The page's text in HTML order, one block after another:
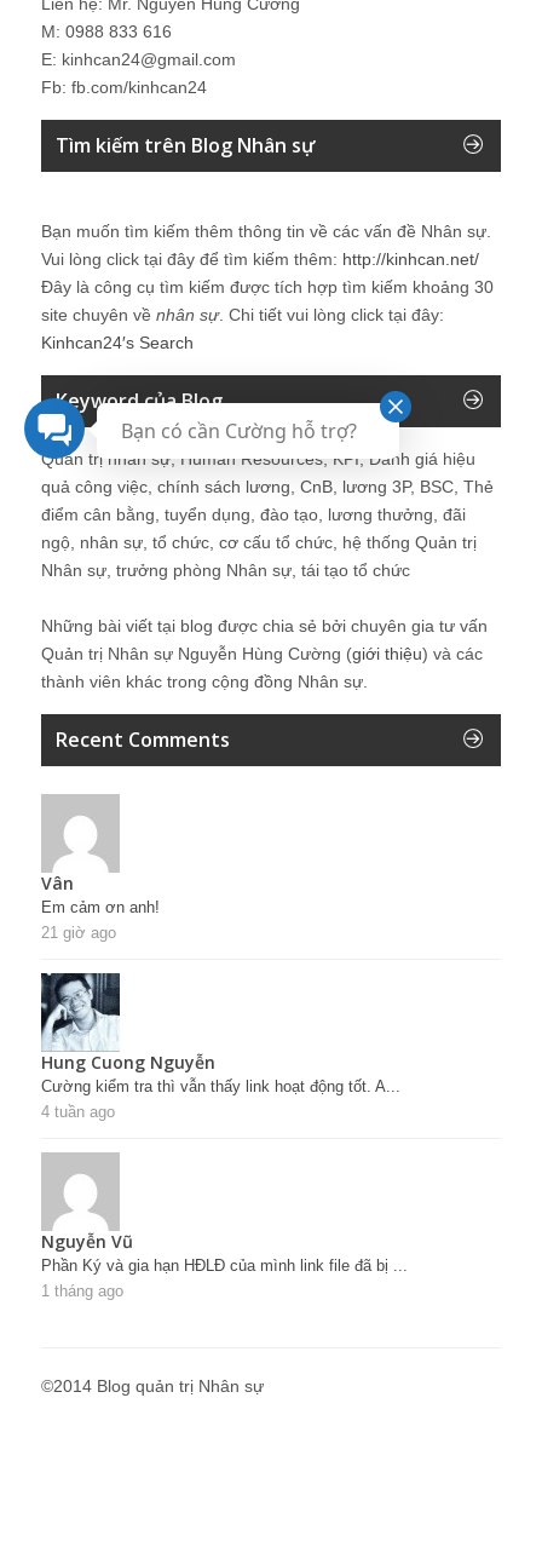
M: 0988 833 616
E: kinhcan24@gmail.com
Fb: fb.com/kinhcan24
Tìm kiếm trên Blog Nhân sự
Bạn muốn tìm kiếm thêm thông tin về các vấn đề Nhân sự
Vui lòng click tại đây để tìm kiếm thêm: http://kinhcan.net/
Đây là công cụ tìm kiếm được tích hợp tìm kiếm khoảng 30
site chuyên về nhân sự. Chi tiết vui lòng click tại đây:
Kinhcan24′s Search
Keyword của Blog
Quản trị nhân sự, Human Resources, KPI, Đánh giá hiệu
quả công việc, chính sách lương, CnB, lương 3P, BSC, Thẻ
điểm cân bằng, tuyển dụng, đào tạo, lương thưởng, đãi
ngộ, nhân sự, tổ chức, cơ cấu tổ chức, hệ thống Quản trị
Nhân sự, trưởng phòng Nhân sự, tái tạo tổ chức
Những bài viết tại blog được chia sẻ bởi chuyên gia tư vấn
Quản trị Nhân sự Nguyễn Hùng Cường (giới thiệu) và các
thành viên khác trong cộng đồng Nhân sự.
Recent Comments
Vân
Em cảm ơn anh!
21 giờ ago
Hung Cuong Nguyễn
Cường kiểm tra thì vẫn thấy link hoạt động tốt. A...
4 tuần ago
Nguyễn Vũ
Phần Ký và gia hạn HĐLĐ của mình link file đã bị ...
1 tháng ago
©2014 Blog quản trị Nhân sự
Bạn có cần Cường hỗ trợ?